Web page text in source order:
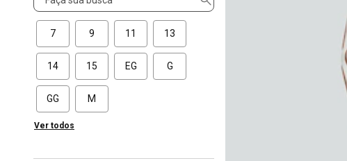
7 9 11 13
14 15 EG G
GG M
Ver todos